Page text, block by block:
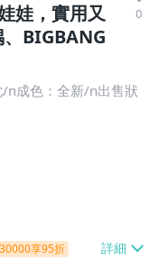
娃，實用又
BIGBANG
0
n成色：全新/n出售狀
享95折